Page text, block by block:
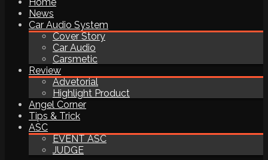
News
Car Audio System
Cover Story
Car Audio
Carsmetic
Review
Advetorial
Highlight Product
Angel Corner
Tips & Trick
ASC
EVENT ASC
JUDGE